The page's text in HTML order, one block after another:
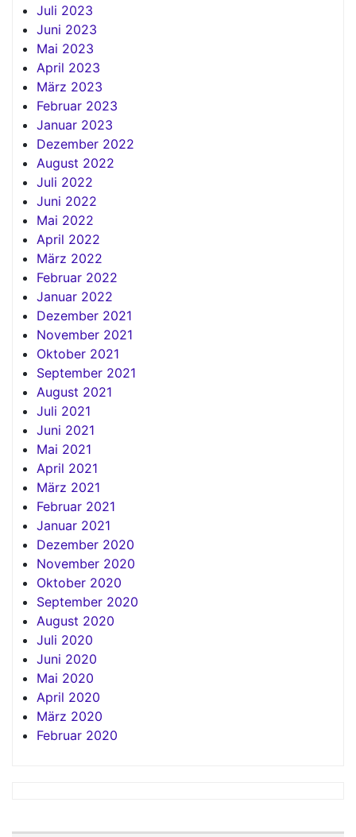
Juli 2023
Juni 2023
Mai 2023
April 2023
März 2023
Februar 2023
Januar 2023
Dezember 2022
August 2022
Juli 2022
Juni 2022
Mai 2022
April 2022
März 2022
Februar 2022
Januar 2022
Dezember 2021
November 2021
Oktober 2021
September 2021
August 2021
Juli 2021
Juni 2021
Mai 2021
April 2021
März 2021
Februar 2021
Januar 2021
Dezember 2020
November 2020
Oktober 2020
September 2020
August 2020
Juli 2020
Juni 2020
Mai 2020
April 2020
März 2020
Februar 2020